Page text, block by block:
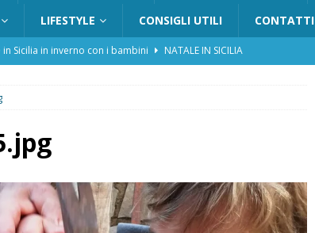
LIFESTYLE CONSIGLI UTILI CONTATTI
in Sicilia in inverno con i bambini
NATALE IN SICILIA
con bambini: guida completa su come arrivare,
FUORI PORTA
a Pantelleria: dammusi vista mare e resort immersi nella natura
un viaggio in Sicilia con i bambini (senza stress)
CONSIGLI